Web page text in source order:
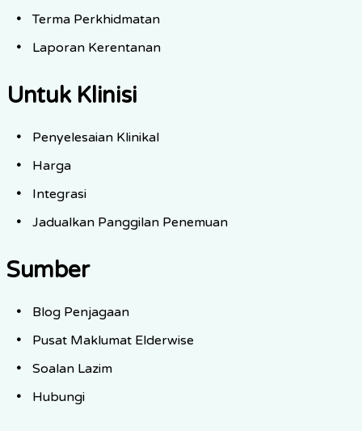
Terma Perkhidmatan
Laporan Kerentanan
Untuk Klinisi
Penyelesaian Klinikal
Harga
Integrasi
Jadualkan Panggilan Penemuan
Sumber
Blog Penjagaan
Pusat Maklumat Elderwise
Soalan Lazim
Hubungi